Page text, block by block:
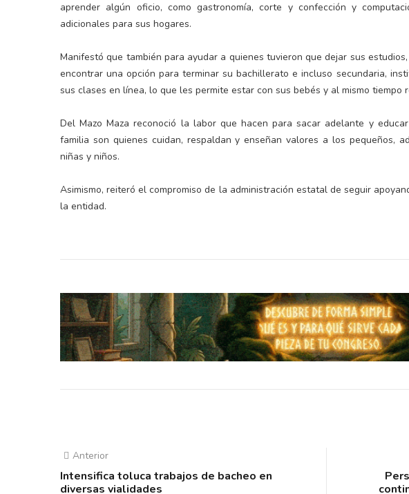
aprender algún oficio, como gastronomía, corte y confección y
adicionales para sus hogares.
Manifestó que también para ayudar a quienes tuvieron que dejar sus
encontrar una opción para terminar su bachillerato e incluso secundaria,
sus clases en línea, lo que les permite estar con sus bebés y al mismo tiempo
Del Mazo Maza reconoció la labor que hacen para sacar adelante y
familia son quienes cuidan, respaldan y enseñan valores a los pequeños,
niñas y niños.
Asimismo, reiteró el compromiso de la administración estatal de seguir
la entidad.
Anterior
Intensifica toluca trabajos de bacheo en
diversas vialidades